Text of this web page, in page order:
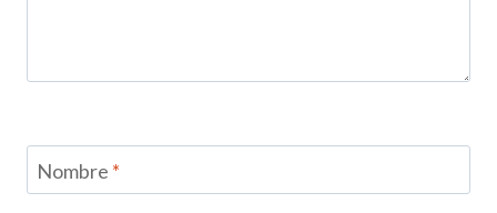
Nombre *